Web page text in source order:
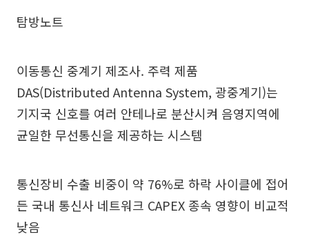
탐방노트
이동통신 중계기 제조사. 주력 제품
DAS(Distributed Antenna System, 광중계기)는
기지국 신호를 여러 안테나로 분산시켜 음영지역에
균일한 무선통신을 제공하는 시스템
통신장비 수출 비중이 약 76%로 하락 사이클에 접어
든 국내 통신사 네트워크 CAPEX 종속 영향이 비교적
낮음